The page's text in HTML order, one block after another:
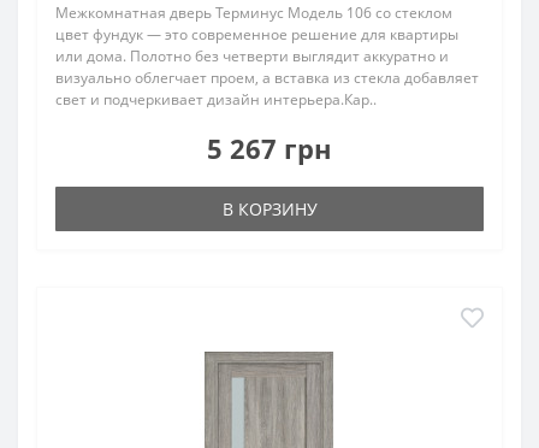
Межкомнатная дверь Терминус Модель 106 со стеклом
цвет фундук — это современное решение для квартиры
или дома. Полотно без четверти выглядит аккуратно и
визуально облегчает проем, а вставка из стекла добавляет
свет и подчеркивает дизайн интерьера.Кар..
5 267 грн
В КОРЗИНУ